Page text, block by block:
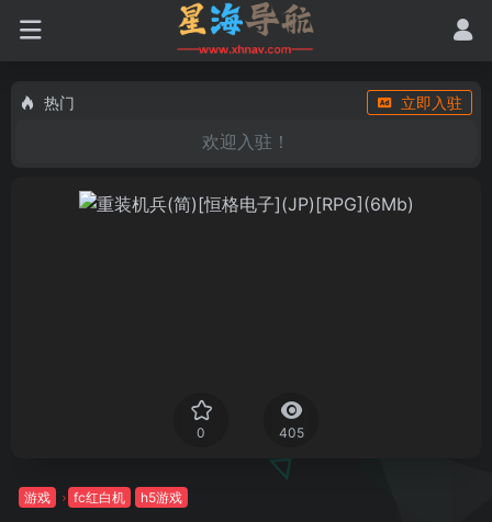
热门 立即入驻
欢迎入驻！
0 405
游戏 fc红白机 h5游戏